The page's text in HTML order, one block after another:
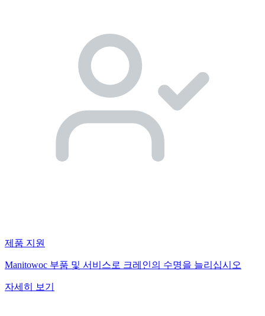
제품 지원
Manitowoc 부품 및 서비스로 크레인의 수명을 늘리십시오
자세히 보기